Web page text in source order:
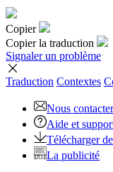
Copier
Copier la traduction
Signaler un problème
Traduction Contextes
Nous contacter
Aide et
Télécharger
La publicité